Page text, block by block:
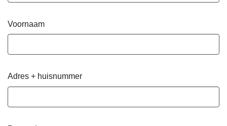
Voornaam
Adres + huisnummer